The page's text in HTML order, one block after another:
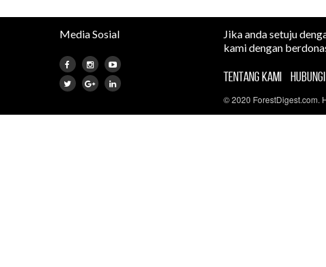
Media Sosial
Jika anda setuju
kami dengan
TENTANG KAMI
© 2020 ForestDigest.com.